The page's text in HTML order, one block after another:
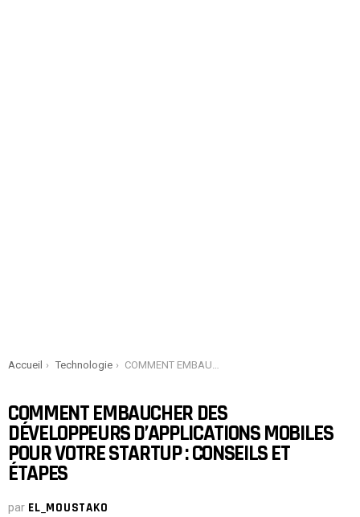
You are here:
Accueil Technologie COMMENT EMBAUCHER DES DÉVELOPPEURS D’APPLICATIONS MOBILES POUR VOTRE STARTUP : CONSEILS ET ÉTAPES
COMMENT EMBAUCHER DES
DÉVELOPPEURS D’APPLICATIONS MOBILES
POUR VOTRE STARTUP : CONSEILS ET
ÉTAPES
par EL_MOUSTAKO